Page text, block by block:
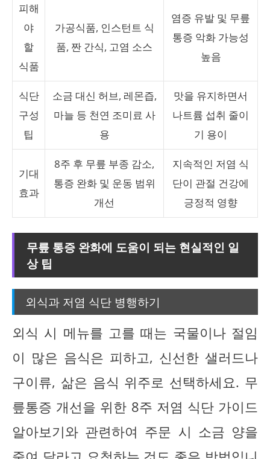
피해
야
할
식품
가공식품, 인스턴트 식
품, 짠 간식, 고염 소스
염증 유발 및 무릎
통증 악화 가능성
높음
식단
구성
팁
소금 대신 허브, 레몬즙,
마늘 등 천연 조미료 사
용
맛을 유지하면서
나트륨 섭취 줄이
기 용이
기대
효과
8주 후 무릎 부종 감소,
통증 완화 및 운동 범위
개선
지속적인 저염 식
단이 관절 건강에
긍정적 영향
무릎 통증 완화에 도움이 되는 현실적인 일
상 팁
외식과 저염 식단 병행하기
외식 시 메뉴를 고를 때는 국물이나 절임
이 많은 음식은 피하고, 신선한 샐러드나
구이류, 삶은 음식 위주로 선택하세요. 무
릎통증 개선을 위한 8주 저염 식단 가이드
알아보기와 관련하여 주문 시 소금 양을